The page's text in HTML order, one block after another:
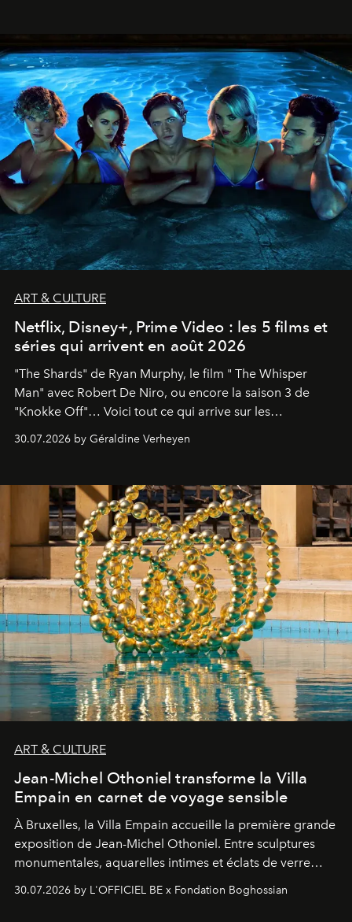
ART & CULTURE
Netflix, Disney+, Prime Video : les 5 films et
séries qui arrivent en août 2026
"The Shards" de Ryan Murphy, le film " The Whisper
Man" avec Robert De Niro, ou encore la saison 3 de
"Knokke Off"… Voici tout ce qui arrive sur les
30.07.2026 by Géraldine Verheyen
ART & CULTURE
Jean-Michel Othoniel transforme la Villa
Empain en carnet de voyage sensible
À Bruxelles, la Villa Empain accueille la première grande
exposition de Jean-Michel Othoniel. Entre sculptures
monumentales, aquarelles intimes et éclats de verre
émotionnel où chaque œuvre devient le souvenir
30.07.2026 by L'OFFICIEL BE x Fondation Boghossian